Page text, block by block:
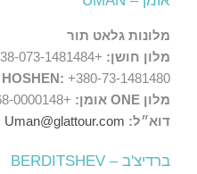
מלונות גלאט תור
מלון חושן: +38-073-1481484
+380-73-1481480
מלון ONE אומן:
+38-068-0000148
דוא״ל: Uman@glattour.com
ברדיצ'ב – BERDITSHEV